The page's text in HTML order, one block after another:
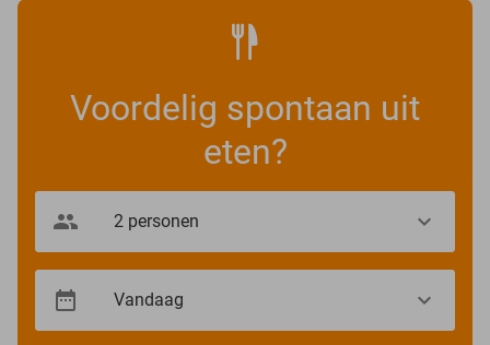
Voordelig spontaan uit
eten?